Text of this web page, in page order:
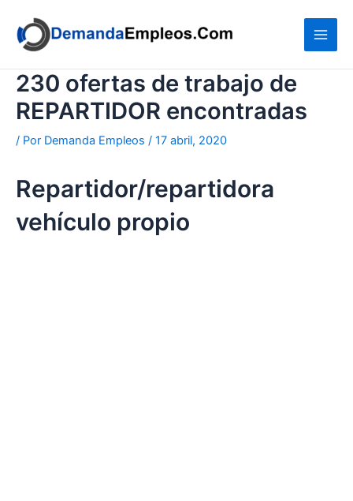
contenido
230 ofertas de trabajo de
REPARTIDOR encontradas
/ Por Demanda Empleos / 17 abril, 2020
Repartidor/repartidora
vehículo propio